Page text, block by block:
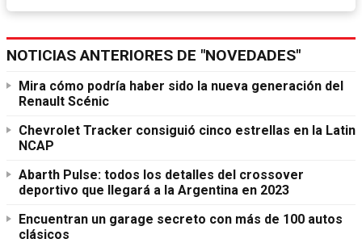
NOTICIAS ANTERIORES DE "NOVEDADES"
Mira cómo podría haber sido la nueva generación del
Renault Scénic
Chevrolet Tracker consiguió cinco estrellas en la Latin
NCAP
Abarth Pulse: todos los detalles del crossover
deportivo que llegará a la Argentina en 2023
Encuentran un garage secreto con más de 100 autos
clásicos